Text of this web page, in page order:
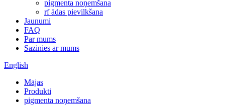
pigmenta noņemšana
rf ādas pievilkšana
Jaunumi
FAQ
Par mums
Sazinies ar mums
English
Mājas
Produkti
pigmenta noņemšana